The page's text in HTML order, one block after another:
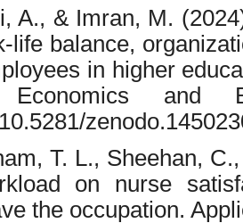
A., & Imran, M.
life balance,
in higher
and
T. L., Sheehan,
on nurse
the occupation.